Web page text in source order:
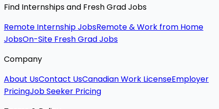
Find Internships and Fresh Grad Jobs
Remote Internship JobsRemote & Work from Home
JobsOn-Site Fresh Grad Jobs
Company
About UsContact UsCanadian Work LicenseEmployer
PricingJob Seeker Pricing